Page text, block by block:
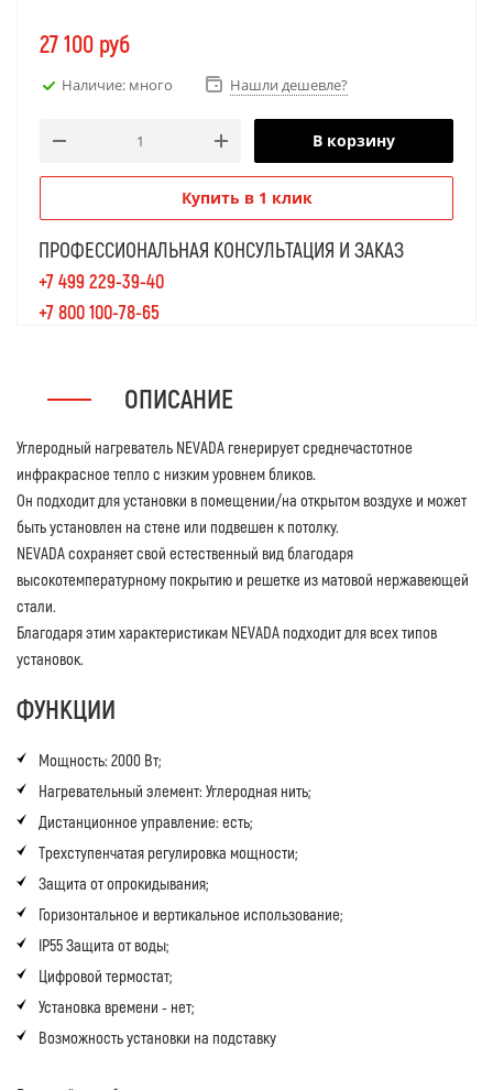
27 100 руб
Наличие: много Нашли дешевле?
В корзину
Купить в 1 клик
ПРОФЕССИОНАЛЬНАЯ КОНСУЛЬТАЦИЯ И ЗАКАЗ
+7 499 229-39-40
+7 800 100-78-65
ОПИСАНИЕ
Углеродный нагреватель NEVADA генерирует среднечастотное
инфракрасное тепло с низким уровнем бликов.
Он подходит для установки в помещении/на открытом воздухе и может
быть установлен на стене или подвешен к потолку.
NEVADA сохраняет свой естественный вид благодаря
высокотемпературному покрытию и решетке из матовой нержавеющей
стали.
Благодаря этим характеристикам NEVADA подходит для всех типов
установок.
ФУНКЦИИ
Мощность: 2000 Вт;
Нагревательный элемент: Углеродная нить;
Дистанционное управление: есть;
Трехступенчатая регулировка мощности;
Защита от опрокидывания;
Горизонтальное и вертикальное использование;
IP55 Защита от воды;
Цифровой термостат;
Установка времени - нет;
Возможность установки на подставку